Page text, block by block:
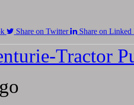
Share on Twitter Share on Linked
Tractor